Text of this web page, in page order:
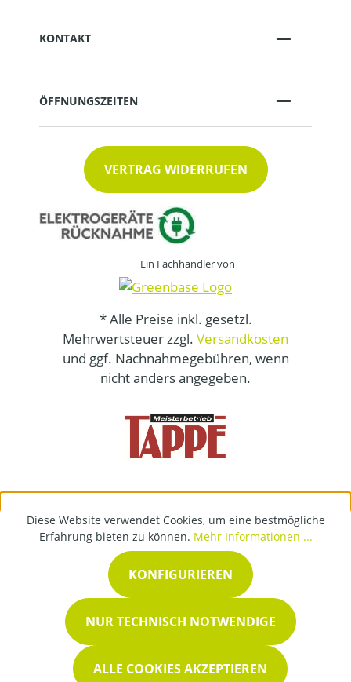
KONTAKT
ÖFFNUNGSZEITEN
VERTRAG WIDERRUFEN
Ein Fachhändler von
* Alle Preise inkl. gesetzl.
Mehrwertsteuer zzgl. Versandkosten
und ggf. Nachnahmegebühren, wenn
nicht anders angegeben.
Diese Website verwendet Cookies, um eine bestmögliche
Erfahrung bieten zu können. Mehr Informationen ...
NUR TECHNISCH NOTWENDIGE
KONFIGURIEREN
ALLE COOKIES AKZEPTIEREN